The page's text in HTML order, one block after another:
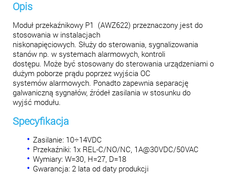
Opis
Moduł przekaźnikowy P1 (AWZ622) przeznaczony jest do
stosowania w instalacjach
niskonapięciowych. Służy do sterowania, sygnalizowania
stanów np. w systemach alarmowych, kontroli
dostępu. Może być stosowany do sterowania urządzeniami o
dużym poborze prądu poprzez wyjścia OC
systemów alarmowych. Ponadto zapewnia separację
galwaniczną sygnałów, źródeł zasilania w stosunku do
wyjść modułu.
Specyfikacja
Zasilanie: 10÷14VDC
Przekaźniki: 1x REL-C/NO/NC, 1A@30VDC/50VAC
Wymiary: W=30, H=27, D=18
Gwarancja: 2 lata od daty produkcji